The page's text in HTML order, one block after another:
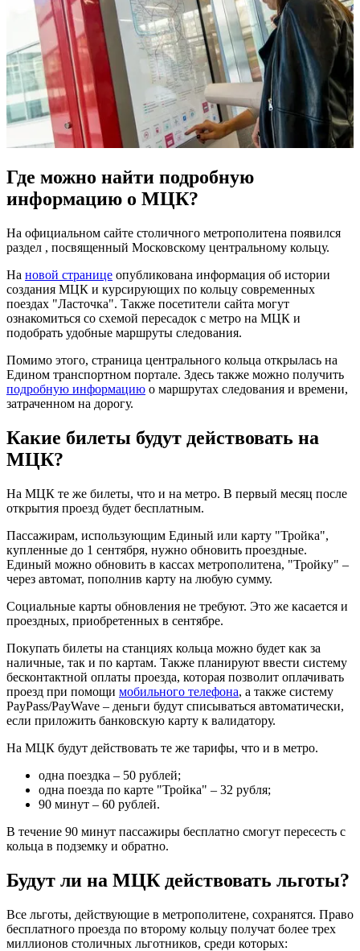
Где можно найти подробную
информацию о МЦК?
На официальном сайте столичного метрополитена появился
раздел , посвященный Московскому центральному кольцу.
На новой странице опубликована информация об истории
создания МЦК и курсирующих по кольцу современных
поездах "Ласточка". Также посетители сайта могут
ознакомиться со схемой пересадок с метро на МЦК и
подобрать удобные маршруты следования.
Помимо этого, страница центрального кольца открылась на
Едином транспортном портале. Здесь также можно получить
подробную информацию о маршрутах следования и времени,
затраченном на дорогу.
Какие билеты будут действовать на
МЦК?
На МЦК те же билеты, что и на метро. В первый месяц после
открытия проезд будет бесплатным.
Пассажирам, использующим Единый или карту "Тройка",
купленные до 1 сентября, нужно обновить проездные.
Единый можно обновить в кассах метрополитена, "Тройку" –
через автомат, пополнив карту на любую сумму.
Социальные карты обновления не требуют. Это же касается и
проездных, приобретенных в сентябре.
Покупать билеты на станциях кольца можно будет как за
наличные, так и по картам. Также планируют ввести систему
бесконтактной оплаты проезда, которая позволит оплачивать
проезд при помощи мобильного телефона, а также систему
PayPass/PayWave – деньги будут списываться автоматически,
если приложить банковскую карту к валидатору.
На МЦК будут действовать те же тарифы, что и в метро.
одна поездка – 50 рублей;
одна поезда по карте "Тройка" – 32 рубля;
90 минут – 60 рублей.
В течение 90 минут пассажиры бесплатно смогут пересесть с
кольца в подземку и обратно.
Будут ли на МЦК действовать льготы?
Все льготы, действующие в метрополитене, сохранятся. Право
бесплатного проезда по второму кольцу получат более трех
миллионов столичных льготников, среди которых: